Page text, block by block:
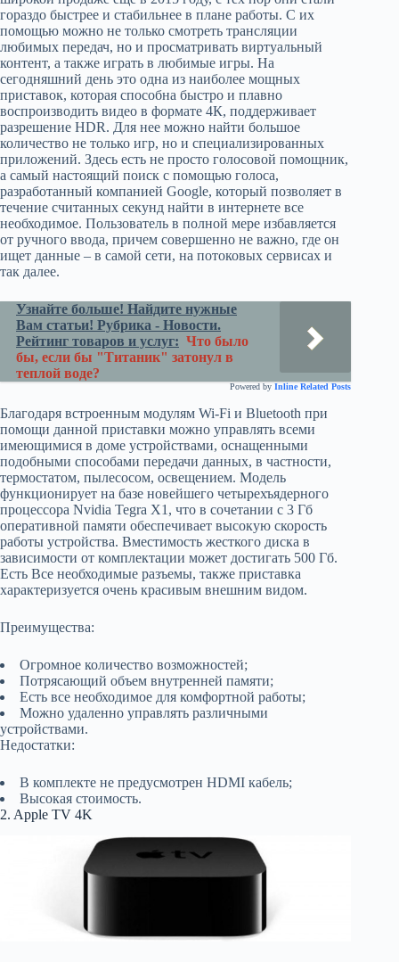
гораздо быстрее и стабильнее в плане работы. С их
помощью можно не только смотреть трансляции
любимых передач, но и просматривать виртуальный
контент, а также играть в любимые игры. На
сегодняшний день это одна из наиболее мощных
приставок, которая способна быстро и плавно
воспроизводить видео в формате 4К, поддерживает
разрешение HDR. Для нее можно найти большое
количество не только игр, но и специализированных
приложений. Здесь есть не просто голосовой помощник,
а самый настоящий поиск с помощью голоса,
разработанный компанией Google, который позволяет в
течение считанных секунд найти в интернете все
необходимое. Пользователь в полной мере избавляется
от ручного ввода, причем совершенно не важно, где он
ищет данные – в самой сети, на потоковых сервисах и
так далее.
Узнайте больше! Найдите нужные
Вам статьи! Рубрика - Новости.
Рейтинг товаров и услуг: Что было
бы, если бы "Титаник" затонул в
теплой воде?
Powered by Inline Related Posts
Благодаря встроенным модулям Wi-Fi и Bluetooth при
помощи данной приставки можно управлять всеми
имеющимися в доме устройствами, оснащенными
подобными способами передачи данных, в частности,
термостатом, пылесосом, освещением. Модель
функционирует на базе новейшего четырехъядерного
процессора Nvidia Tegra X1, что в сочетании с 3 Гб
оперативной памяти обеспечивает высокую скорость
работы устройства. Вместимость жесткого диска в
зависимости от комплектации может достигать 500 Гб.
Есть Все необходимые разъемы, также приставка
характеризуется очень красивым внешним видом.
Преимущества:
Огромное количество возможностей;
Потрясающий объем внутренней памяти;
Есть все необходимое для комфортной работы;
Можно удаленно управлять различными
устройствами.
Недостатки:
В комплекте не предусмотрен HDMI кабель;
Высокая стоимость.
2. Apple TV 4K